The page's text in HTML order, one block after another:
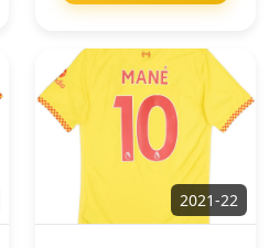
2021-22